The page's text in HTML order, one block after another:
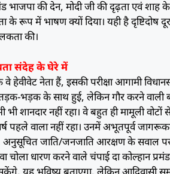
भाजपा की देन, मोदी जी की दृढ़ता एवं
रूप में भाषण क्यों दिया। यही है दृष्टिदोष
की।
संदेह के घेरे में
नेता हैं, इसकी परीक्षा आगामी
भड़क के साथ हुई, लेकिन गौर करने वाली
शानदार नहीं रहा। वे बहुत ही मामूली वोटों से
पहले वाला नहीं रहा। उनमें अभूतपूर्व
अनुसूचित जाति/जनजाति आरक्षण के सवाल
चोला धारण करने वाले चंपाई दा कोल्हान
यह भविष्य बताएगा, लेकिन आदिवासी